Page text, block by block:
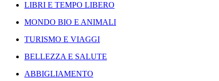
LIBRI E TEMPO LIBERO
MONDO BIO E ANIMALI
TURISMO E VIAGGI
BELLEZZA E SALUTE
ABBIGLIAMENTO